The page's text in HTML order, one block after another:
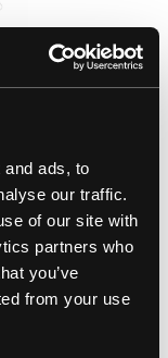
ads, to
our traffic.
of our site with
partners who
you’ve
from your use
travail et
et de rockabilly
Créé il y a quelques
les vêtements pour
... en savoir